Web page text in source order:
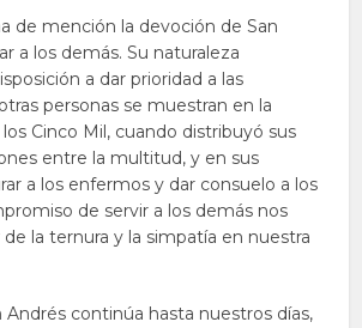
de mención la devoción de San
a los demás. Su naturaleza
a dar prioridad a las
personas se muestran en la
Cinco Mil, cuando distribuyó sus
entre la multitud, y en sus
a los enfermos y dar consuelo a los
de servir a los demás nos
la ternura y la simpatía en nuestra
Andrés continúa hasta nuestros días,